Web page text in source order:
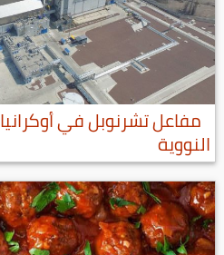
مفاعل تشرنوبل في
النووية